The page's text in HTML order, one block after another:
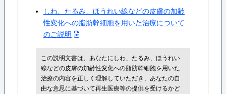
しわ、たるみ、ほうれい線などの皮膚の加齢
性変化への脂肪幹細胞を用いた治療について
のご説明
この説明文書は、あなたにしわ、たるみ、ほうれい
線などの皮膚の加齢性変化への脂肪幹細胞を用いた
治療の内容を正しく理解していただき、あなたの自
由な意思に基づいて再生医療等の提供を受けるかど